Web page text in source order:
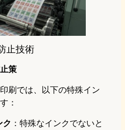
止技術
策
刷では、以下の特殊イン
：
ク ：特殊なインクでないと